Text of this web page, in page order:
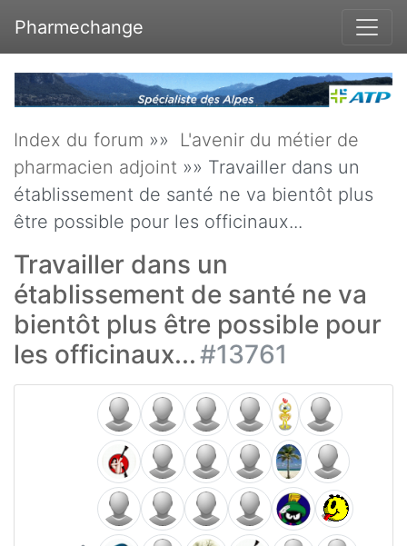
Pharmechange
Index du forum »» L'avenir du métier de
pharmacien adjoint »» Travailler dans un
établissement de santé ne va bientôt plus
être possible pour les officinaux...
Travailler dans un
établissement de santé ne va
bientôt plus être possible pour
les officinaux...#13761